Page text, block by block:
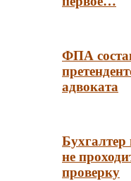
ФПА
адвоката
не
проверку